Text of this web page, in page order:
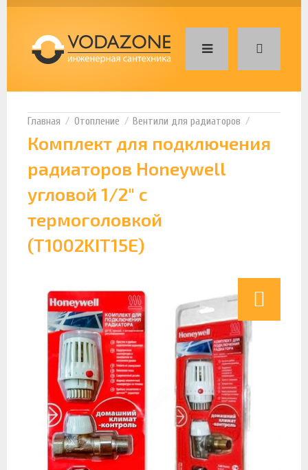
Отопление Вентили для радиаторов
Комплект для подключения
радиаторов Honeywell
угловой 1/2" с
термоголовкой
(T1002KIT15E)